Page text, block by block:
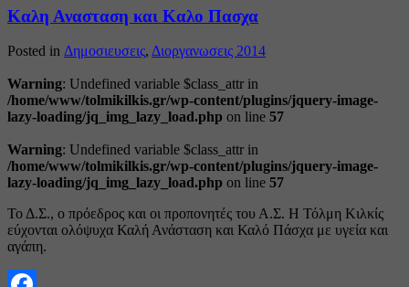
Καλη Ανασταση και Καλο Πασχα
Posted in Δημοσιευσεις, Διοργανωσεις 2014
Warning: Undefined variable $class_attr in
/home/www/tolmikilkis.gr/wp-content/plugins/jquery-image-
lazy-loading/jq_img_lazy_load.php on line 57
Warning: Undefined variable $class_attr in
/home/www/tolmikilkis.gr/wp-content/plugins/jquery-image-
lazy-loading/jq_img_lazy_load.php on line 57
Το Δ.Σ., ο πρόεδρος και οι προπονητές του Α.Σ. Η Τόλμη Κιλκίς
εύχονται ολόψυχα Καλή Ανάσταση και Καλό Πάσχα με υγεία και
αγάπη.